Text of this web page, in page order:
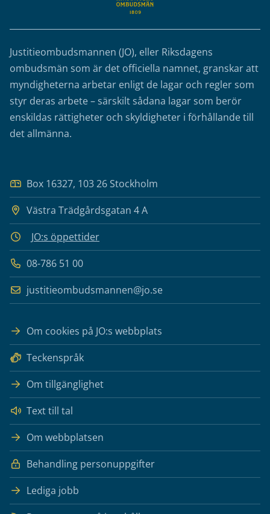
Justitieombudsmannen (JO), eller Riksdagens
ombudsmän som är det officiella namnet, granskar att
myndigheterna arbetar enligt de lagar och regler som
styr deras arbete – särskilt sådana lagar som berör
enskildas rättigheter och skyldigheter i förhållande till
det allmänna.
Box 16327, 103 26 Stockholm
Västra Trädgårdsgatan 4 A
JO:s öppettider
08-786 51 00
justitieombudsmannen@jo.se
Om cookies på JO:s webbplats
Teckenspråk
Om tillgänglighet
Text till tal
Om webbplatsen
Behandling personuppgifter
Lediga jobb